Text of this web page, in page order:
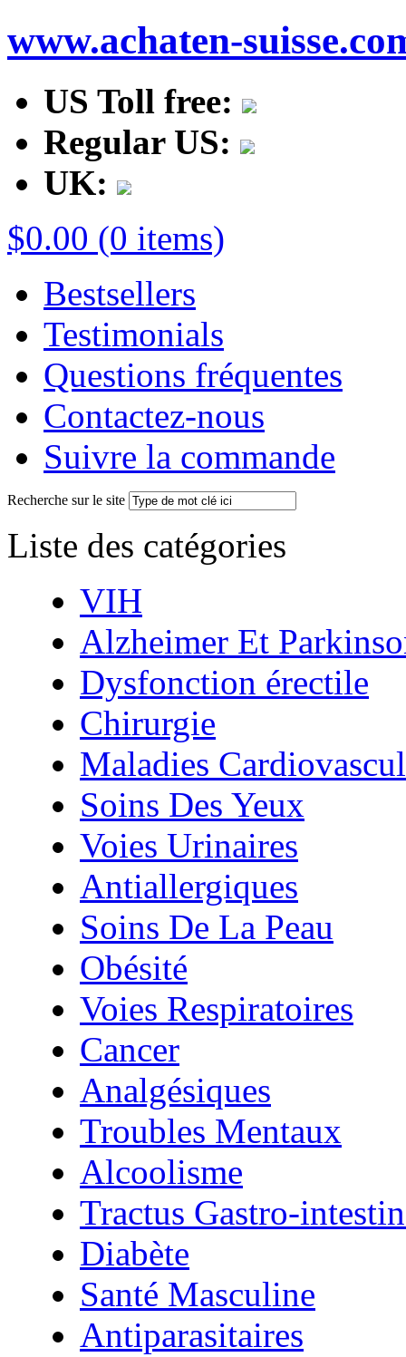
www.achaten-
US Toll free:
Regular US:
UK:
$0.00 (0 items)
Bestsellers
Testimonials
Questions fréquentes
Contactez-nous
Suivre la commande
Recherche sur le site
Liste des catégories
VIH
Alzheimer Et
Dysfonction érectile
Chirurgie
Maladies
Soins Des Yeux
Voies Urinaires
Antiallergiques
Soins De La Peau
Obésité
Voies Respiratoires
Cancer
Analgésiques
Troubles Mentaux
Alcoolisme
Tractus Gastro-
Diabète
Santé Masculine
Antiparasitaires